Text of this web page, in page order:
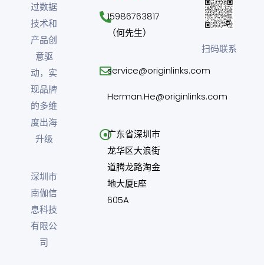
过数据
技术和
产品创
意驱
动，实
现品牌
的多维
度出海
升级
深圳市
南伽信
息科技
有限公
司
15986763817
（何先生）
service@originlinks.com
Herman.He@originlinks.com
广东省深圳市
龙华区大浪街
道腾龙路淘金
地大厦E座
605A
扫码联系